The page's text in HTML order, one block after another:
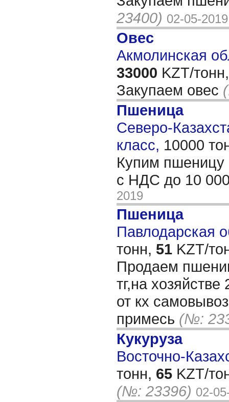
23400) 02-05-2019
Овес
Акмолинская
33000 KZT/тонн,
Закупаем овес
Пшеница
Северо-
класс, 10000
Купим пшеницу
с НДС до 10
2019
Пшеница
Павлодарская
тонн, 51 KZT/
Продаем
тг,на
от кх
примесь (№:
Кукуруза
Восточно-
тонн, 65 KZT/
(№: 23396) 02-